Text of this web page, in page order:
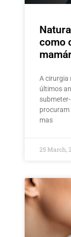
como
A cirurgia
últimos
procuram
mas
25 March,